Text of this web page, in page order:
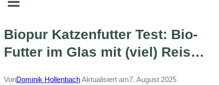
Biopur Katzenfutter Test: Bio-
Futter im Glas mit (viel) Reis…
VonDominik HollenbachAktualisiert am7. August 2025